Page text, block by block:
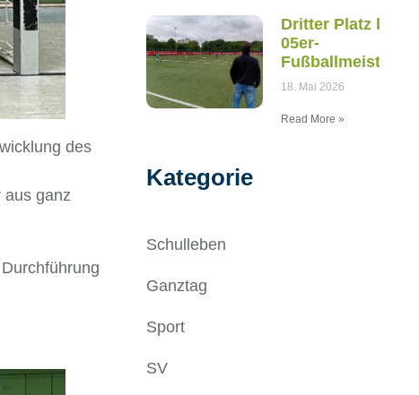
des
aus ganz
Dritter Platz bei
05er-
18. Mai 2026
Read More »
Kategorie
Schulleben
Ganztag
Sport
SV